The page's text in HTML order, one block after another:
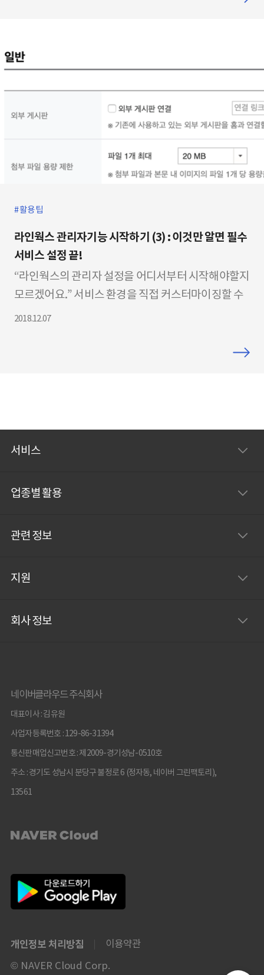
확인해주세요. – 라인웍스 홈페이지 : http://gov-
naverworks.com/kr – 라인웍스 가이드(사용법 소
개) : http://guide.worksmobile.com/ko 코로나19
극복을 라인웍스가 돕겠습니다. 라인웍스 무료제공에
설치까지 도와드립니다. – 자세히 보기: http://gov-
활용팁
라인웍스 관리자기능 시작하기 (3) : 이것만 알면 필수
서비스 설정 끝!
“라인웍스의 관리자 설정을 어디서부터 시작해야할지
모르겠어요.” 서비스 환경을 직접 커스터마이징할 수
있는 ‘LINE WORKS 관리자 기능 시작하기’의 세 번째
방법’, ‘파일 첨부 용량 변경 방법’ 등 라인웍스의 필수
자분들께서는 아래 링크로 접속하셔서 예전 포스팅을
2018.12.07
서비스
업종별 활용
관련 정보
지원
회사 정보
네이버클라우드 주식회사
대표이사 : 김유원
사업자등록번호 : 129-86-31394
통신판매업신고번호 : 제2009-경기성남-0510호
주소 : 경기도 성남시 분당구 불정로 6 (정자동, 네이버 그린팩토리),
13561
© NAVER Cloud Corp.
개인정보 처리방침 이용약관